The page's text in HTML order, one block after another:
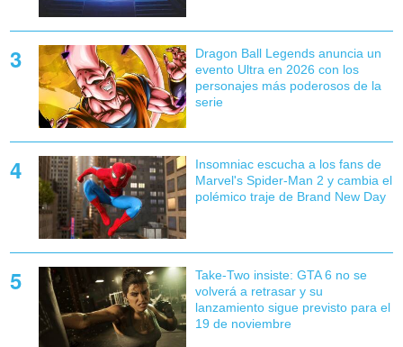
Dragon Ball Legends anuncia un
evento Ultra en 2026 con los
personajes más poderosos de la
serie
Insomniac escucha a los fans de
Marvel's Spider-Man 2 y cambia el
polémico traje de Brand New Day
Take-Two insiste: GTA 6 no se
volverá a retrasar y su
lanzamiento sigue previsto para el
19 de noviembre